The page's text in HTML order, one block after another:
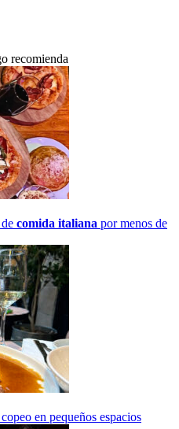
recomienda
de comida italiana por menos de
en pequeños espacios